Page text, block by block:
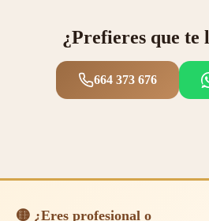
¿Prefieres que te
664 373 676
🟡 ¿Eres profesional o